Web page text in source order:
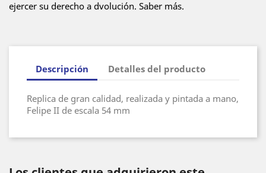
ejercer su derecho a dvolución. Saber más.
Descripción Detalles del producto
Replica de gran calidad, realizada y pintada a mano,
Felipe II de escala 54 mm